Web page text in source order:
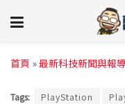
首頁 »最新科技新聞與報
Tags: PlayStation